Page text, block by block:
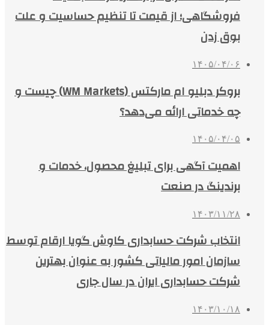
فروشگاهی؛ از قیمت تا تنظیم حساسیت و علت
بوق زدن
۱۴۰۵/۰۴/۰۶
بروکر دبلیو ام مارکتس (WM Markets) چیست و
چه خدماتی ارائه می‌دهد؟
۱۴۰۵/۰۴/۰۵
اهمیت آگهی برای تبلیغ محصول، خدمات و
برندینگ در صنعت
۱۴۰۳/۱۱/۲۸
انتخاب شرکت حسابداری کاوش گویا ارقام توسط
سازمان امور مالیاتی کشور به عنوان بهترین
شرکت حسابداری ایران در سال جاری
۱۴۰۳/۱۰/۱۸